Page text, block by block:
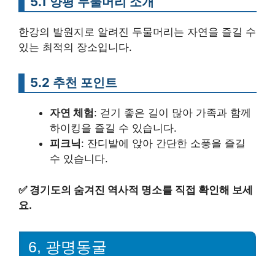
한강의 발원지로 알려진 두물머리는 자연을 즐길 수
있는 최적의 장소입니다.
5.2 추천 포인트
자연 체험: 걷기 좋은 길이 많아 가족과 함께
하이킹을 즐길 수 있습니다.
피크닉: 잔디밭에 앉아 간단한 소풍을 즐길
수 있습니다.
✅ 경기도의 숨겨진 역사적 명소를 직접 확인해 보세
요.
6, 광명동굴